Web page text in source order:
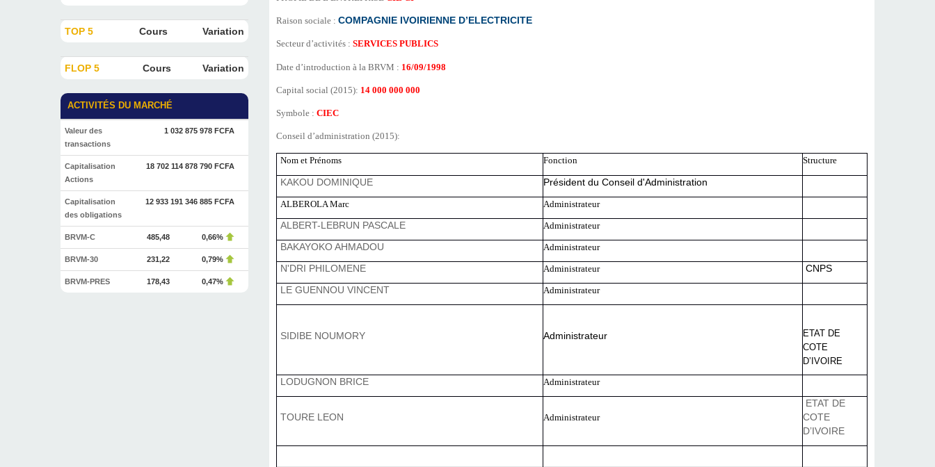
TOP 5 Cours Variation
FLOP 5 Cours Variation
ACTIVITÉS DU MARCHÉ
Valeur des
transactions
1 032 875 978 FCFA
Capitalisation
Actions
18 702 114 878 790 FCFA
Capitalisation
des obligations
12 933 191 346 885 FCFA
BRVM-C 485,48 0,66%
BRVM-30 231,22 0,79%
BRVM-PRES 178,43 0,47%
Raison sociale : COMPAGNIE IVOIRIENNE D’ELECTRICITE
Secteur d’activités : SERVICES PUBLICS
Date d’introduction à la BRVM : 16/09/1998
Capital social (2015): 14 000 000 000
Symbole : CIEC
Conseil d’administration (2015):
Nom et Prénoms Fonction Structure
KAKOU DOMINIQUE Président du Conseil d'Administration
ALBEROLA Marc Administrateur
ALBERT-LEBRUN PASCALE Administrateur
BAKAYOKO AHMADOU Administrateur
N'DRI PHILOMENE Administrateur CNPS
LE GUENNOU VINCENT Administrateur
SIDIBE NOUMORY Administrateur
ETAT DE
COTE
D’IVOIRE
LODUGNON BRICE
Administrateur
TOURE LEON Administrateur
ETAT DE
COTE
D’IVOIRE